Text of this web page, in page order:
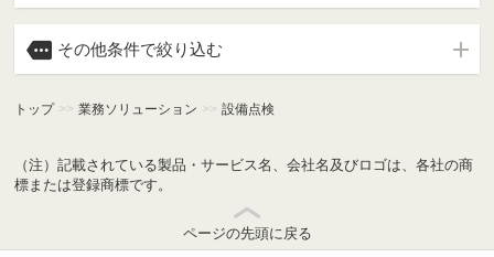
 その他条件で絞り込む
トップ >> 業務ソリューション >> 設備点検
（注）記載されている製品・サービス名、会社名及びロゴは、各社の商
標または登録商標です。
ページの先頭に戻る